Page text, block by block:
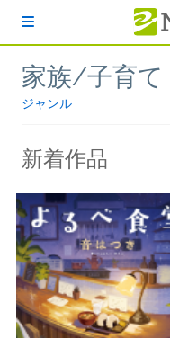
家族/子育て
ジャンル
新着作品